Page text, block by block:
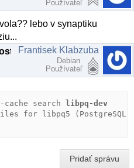
Používateľ
lebo v synaptiku
Re: pripojenie sa k postgresql cez C-ecko
Frantisek Klabzuba
Debian
Používateľ
cache search libpq-dev
for libpq5
Pridať správu